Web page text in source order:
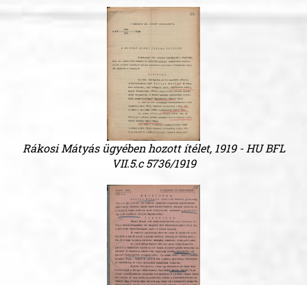
Rákosi Mátyás ügyében hozott ítélet, 1919 - HU BFL
VII.5.c 5736/1919